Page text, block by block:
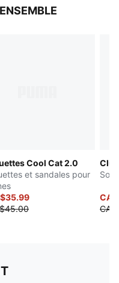
Cool Cat 2.0
et sandales pour